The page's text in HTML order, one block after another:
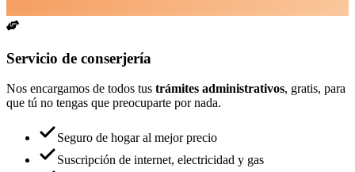
Servicio de conserjería
Nos encargamos de todos tus trámites administrativos, gratis, para
que tú no tengas que preocuparte por nada.
Seguro de hogar al mejor precio
Suscripción de internet, electricidad y gas